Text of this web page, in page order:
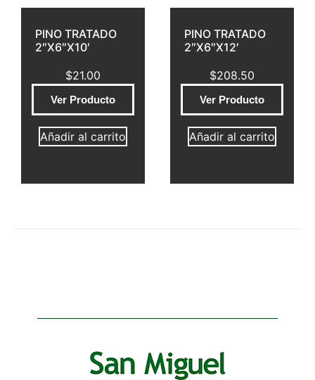
PINO TRATADO
2″X6″X10′
$21.00
Ver Producto
Añadir al carrito
PINO TRATADO
2″X6″X12′
$208.50
Ver Producto
Añadir al carrito